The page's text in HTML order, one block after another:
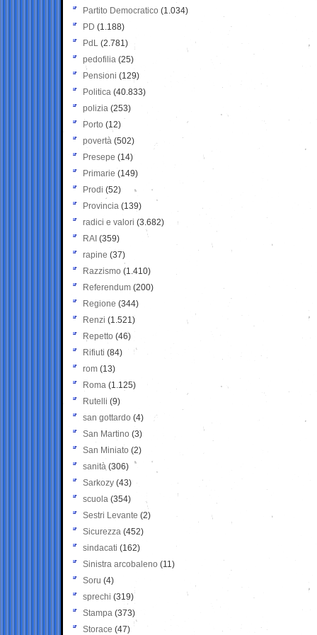
Partito Democratico (1.034)
PD (1.188)
PdL (2.781)
pedofilia (25)
Pensioni (129)
Politica (40.833)
polizia (253)
Porto (12)
povertà (502)
Presepe (14)
Primarie (149)
Prodi (52)
Provincia (139)
radici e valori (3.682)
RAI (359)
rapine (37)
Razzismo (1.410)
Referendum (200)
Regione (344)
Renzi (1.521)
Repetto (46)
Rifiuti (84)
rom (13)
Roma (1.125)
Rutelli (9)
san gottardo (4)
San Martino (3)
San Miniato (2)
sanità (306)
Sarkozy (43)
scuola (354)
Sestri Levante (2)
Sicurezza (452)
sindacati (162)
Sinistra arcobaleno (11)
Soru (4)
sprechi (319)
Stampa (373)
Storace (47)